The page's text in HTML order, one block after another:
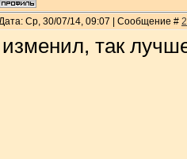
Ср, 30/07/14, 09:07 | Сообщение #
изменил, так